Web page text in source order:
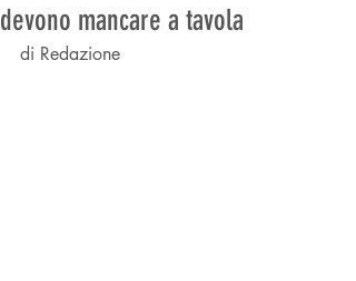
devono mancare a tavola
di Redazione